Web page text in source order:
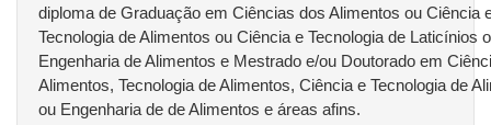
diploma de Graduação em Ciências dos Alimentos ou Ciência
Tecnologia de Alimentos ou Ciência e Tecnologia de Laticínios
Engenharia de Alimentos e Mestrado e/ou Doutorado em
Alimentos, Tecnologia de Alimentos, Ciência e Tecnologia de
ou Engenharia de de Alimentos e áreas afins.